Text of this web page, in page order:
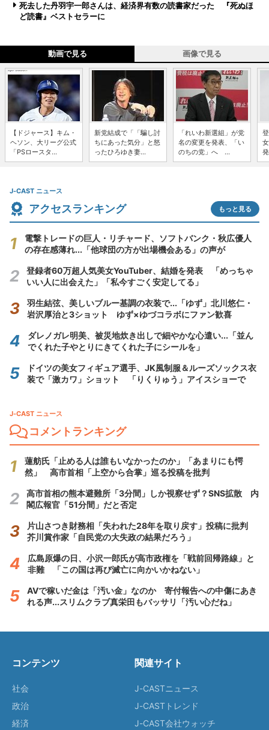
死去した丹羽宇一郎さんは、経済界有数の読書家だった 『死ぬほ
ど読書』ベストセラーに
動画で見る 画像で見る
【ドジャース】キム・
ヘソン、大リーグ公式
「PSロースタ...
新党結成で「「騙し討
ちにあった気分」と怒
ったひろゆき妻...
「れいわ新選組」が党
名の変更を発表、「い
のちの党」へ ...
J-CAST ニュース
アクセスランキング もっと見る
電撃トレードの巨人・リチャード、ソフトバンク・秋広優人
の存在感薄れ...「他球団の方が出場機会ある」の声が
登録者60万超人気美女YouTuber、結婚を発表 「めっちゃ
いい人に出会えた」「私今すごく安定してる」
羽生結弦、美しいブルー基調の衣装で...「ゆず」北川悠仁・
岩沢厚治と3ショット ゆず×ゆづコラボにファン歓喜
ダレノガレ明美、被災地炊き出しで細やかな心遣い...「並ん
でくれた子やとりにきてくれた子にシールを」
ドイツの美女フィギュア選手、JK風制服＆ルーズソックス衣
装で「激カワ」ショット 「りくりゅう」アイスショーで
J-CAST ニュース
コメントランキング
蓮舫氏「止める人は誰もいなかったのか」「あまりにも愕
然」 高市首相「上空から合掌」巡る投稿を批判
高市首相の熊本避難所「3分間」しか視察せず？SNS拡散 内
閣広報官「51分間」だと否定
片山さつき財務相「失われた28年を取り戻す」投稿に批判
芥川賞作家「自民党の大失政の結果だろう」
広島原爆の日、小沢一郎氏が高市政権を「戦前回帰路線」と
非難 「この国は再び滅亡に向かいかねない」
AVで稼いだ金は「汚い金」なのか 寄付報告への中傷にあき
れる声...スリムクラブ真栄田もバッサリ「汚い心だね」
コンテンツ
社会
政治
経済
関連サイト
J-CASTニュース
J-CASTトレンド
J-CAST会社ウォッチ